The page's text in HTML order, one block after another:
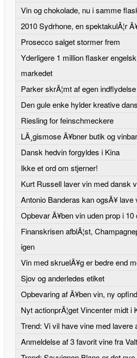
Vin og chokolade, nu i samme
2010 Sydrhone, en spektakulÃ¦r
Prosecco salget stormer frem
Yderligere 1 million flasker
markedet
Parker skrÃ¦mt af egen
Den gule enke hylder kreative
Riesling for feinschmeckere
LÃ¸gismose Ã¥bner butik og
Dansk hedvin forgyldes i Kina
Ikke et ord om stjerner!
Kurt Russell laver vin med dansk
Antonio Banderas kan ogsÃ¥ lave
Opbevar Ã¥ben vin uden prop i 10
Finanskrisen afblÃ¦st,
igen
Vin med skruelÃ¥g er bedre end
Sjov og anderledes etiket
Opbevaring af Ã¥ben vin, ny
Nyt actionprÃ¦get Vincenter midt i
Trend: Vi vil have vine med lavere
Anmeldelse af 3 favorit vine fra